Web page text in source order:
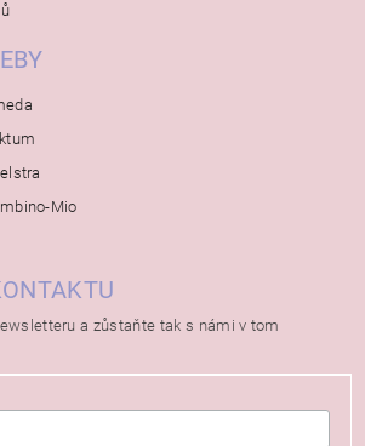
Mio
a zůstaňte tak s námi v tom